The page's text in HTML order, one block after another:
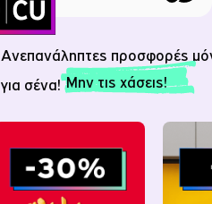
Ανεπανάληπτες προσφορές
για σένα! Μην τις χάσεις!